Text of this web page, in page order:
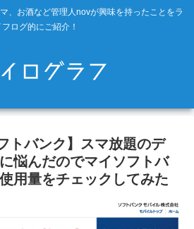
、お酒など管理人novが興味を持ったことをラ
フログ的にご紹介！
トバンク】スマ放題のデ
悩んだのでマイソフトバ
用量をチェックしてみた